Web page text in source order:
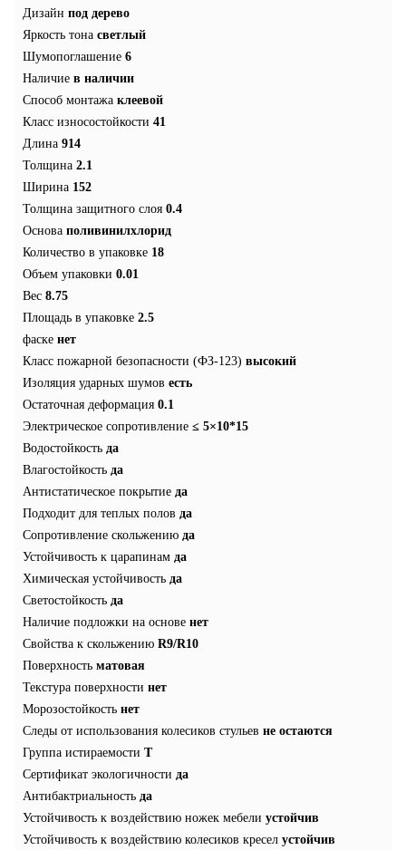
Дизайн под дерево
Яркость тона светлый
Шумопоглашение 6
Наличие в наличии
Способ монтажа клеевой
Класс износостойкости 41
Длина 914
Толщина 2.1
Ширина 152
Толщина защитного слоя 0.4
Основа поливинилхлорид
Количество в упаковке 18
Объем упаковки 0.01
Вес 8.75
Площадь в упаковке 2.5
фаске нет
Класс пожарной безопасности (ФЗ-123) высокий
Изоляция ударных шумов есть
Остаточная деформация 0.1
Электрическое сопротивление ≤ 5×10*15
Водостойкость да
Влагостойкость да
Антистатическое покрытие да
Подходит для теплых полов да
Сопротивление скольжению да
Устойчивость к царапинам да
Химическая устойчивость да
Светостойкость да
Наличие подложки на основе нет
Свойства к скольжению R9/R10
Поверхность матовая
Текстура поверхности нет
Морозостойкость нет
Следы от использования колесиков стульев не остаются
Группа истираемости T
Сертификат экологичности да
Антибактриальность да
Устойчивость к воздействию ножек мебели устойчив
Устойчивость к воздействию колесиков кресел устойчив